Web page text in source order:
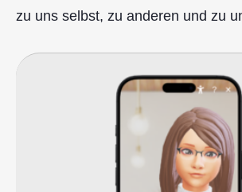
zu uns selbst, zu anderen und zu